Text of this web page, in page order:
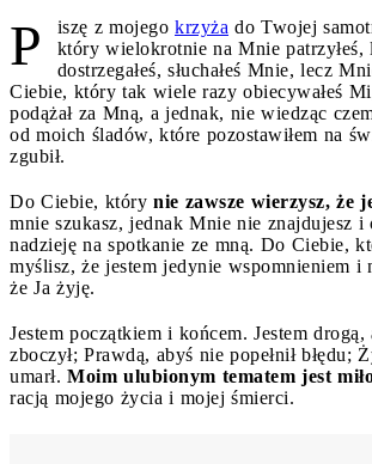
P iszę z mojego krzyża do Twojej
który wielokrotnie na Mnie patrzyłeś,
dostrzegałeś, słuchałeś Mnie, lecz
Ciebie, który tak wiele razy obiecywałeś
podążał za Mną, a jednak, nie wiedząc
od moich śladów, które pozostawiłem na
zgubił.
Do Ciebie, który nie zawsze wierzysz, że
mnie szukasz, jednak Mnie nie znajdujesz i
nadzieję na spotkanie ze mną. Do Ciebie,
myślisz, że jestem jedynie wspomnieniem i
że Ja żyję.
Jestem początkiem i końcem. Jestem
zboczył; Prawdą, abyś nie popełnił błędu;
umarł. Moim ulubionym tematem jest
racją mojego życia i mojej śmierci.